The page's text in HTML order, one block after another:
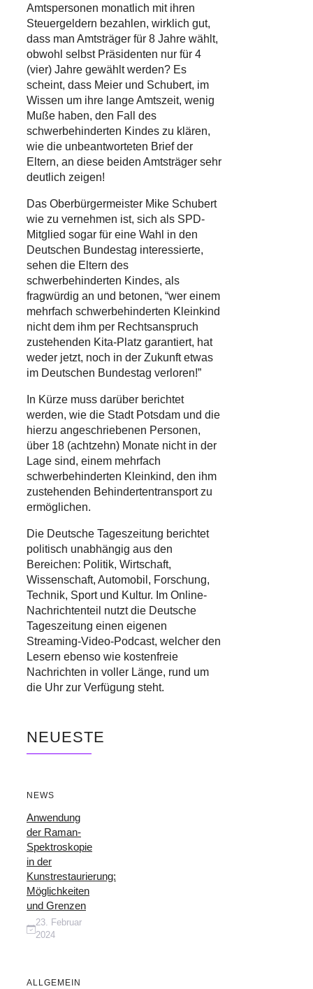
Amtspersonen monatlich mit ihren
Steuergeldern bezahlen, wirklich gut,
dass man Amtsträger für 8 Jahre wählt,
obwohl selbst Präsidenten nur für 4
(vier) Jahre gewählt werden? Es
scheint, dass Meier und Schubert, im
Wissen um ihre lange Amtszeit, wenig
Muße haben, den Fall des
schwerbehinderten Kindes zu klären,
wie die unbeantworteten Brief der
Eltern, an diese beiden Amtsträger sehr
deutlich zeigen!
Das Oberbürgermeister Mike Schubert
wie zu vernehmen ist, sich als SPD-
Mitglied sogar für eine Wahl in den
Deutschen Bundestag interessierte,
sehen die Eltern des
schwerbehinderten Kindes, als
fragwürdig an und betonen, “wer einem
mehrfach schwerbehinderten Kleinkind
nicht dem ihm per Rechtsanspruch
zustehenden Kita-Platz garantiert, hat
weder jetzt, noch in der Zukunft etwas
im Deutschen Bundestag verloren!”
In Kürze muss darüber berichtet
werden, wie die Stadt Potsdam und die
hierzu angeschriebenen Personen,
über 18 (achtzehn) Monate nicht in der
Lage sind, einem mehrfach
schwerbehinderten Kleinkind, den ihm
zustehenden Behindertentransport zu
ermöglichen.
Die Deutsche Tageszeitung berichtet
politisch unabhängig aus den
Bereichen: Politik, Wirtschaft,
Wissenschaft, Automobil, Forschung,
Technik, Sport und Kultur. Im Online-
Nachrichtenteil nutzt die Deutsche
Tageszeitung einen eigenen
Streaming-Video-Podcast, welcher den
Lesern ebenso wie kostenfreie
Nachrichten in voller Länge, rund um
die Uhr zur Verfügung steht.
NEUESTE
NEWS
Anwendung
der Raman-
Spektroskopie
in der
Kunstrestaurierung:
Möglichkeiten
und Grenzen
23. Februar
2024
ALLGEMEIN